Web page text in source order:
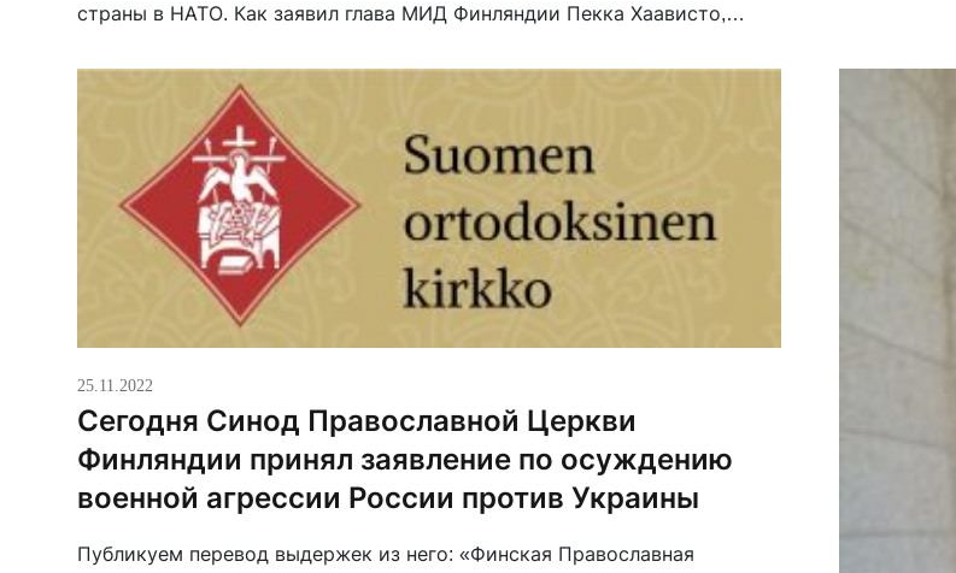
страны в НАТО. Как заявил глава МИД Финляндии Пекка Хаависто,
Швеции пока […]
25.11.2022
Сегодня Синод Православной Церкви
Финляндии принял заявление по осуждению
военной агрессии России против Украины
Публикуем перевод выдержек из него: «Финская Православная